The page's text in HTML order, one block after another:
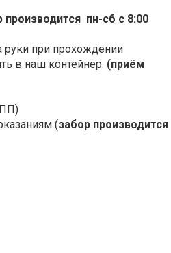
производится пн-сб с 8:00
руки при прохождении
в наш контейнер. (приём
(забор производится